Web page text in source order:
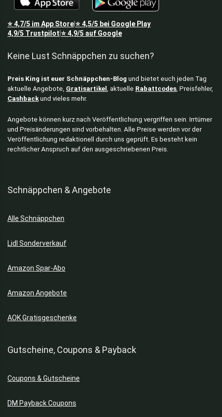
⭐4,7/5 im App Store⭐4,5/5 bei Google Play
4,9/5 Trustpilot ⭐4,9/5 auf Google
Keine Lust Schnäppchen zu suchen?
Preis King ist euer Schnäppchen-Blog und bietet euch jeden Tag
aktuelle Angebote, Gratisartikel , aktuelle Rabattcodes , Preisfehler,
Cashback und vieles mehr.
Angebote können kurz nach Veröffentlichung vergriffen sein. Irrtümer
und Preisänderungen sind vorbehalten. Alle Preise werden vor der
Veröffentlichung redaktionell durch uns geprüft. Es besteht kein
rechtlicher Anspruch auf den ausgeschriebenen Preis.
Schnäppchen & Angebote
Alle Schnäppchen
Lidl Sonderverkauf
Amazon Spar-Abo
Amazon Angebote
AOK Gratisgeschenke
Gutscheine, Coupons & Payback
Coupons & Gutscheine
DM Payback Coupons